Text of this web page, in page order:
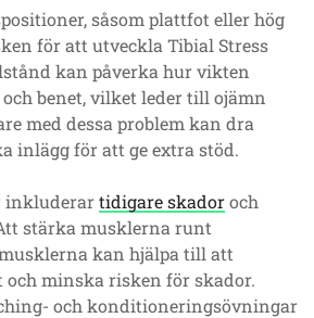
såsom plattfot eller hög
för att utveckla Tibial Stress
kan påverka hur vikten
benet, vilket leder till ojämn
med dessa problem kan dra
inlägg för att ge extra stöd.
inkluderartidigare skadoroch
stärka musklerna runt
kan hjälpa till att
och minska risken för skador.
och konditioneringsövningar